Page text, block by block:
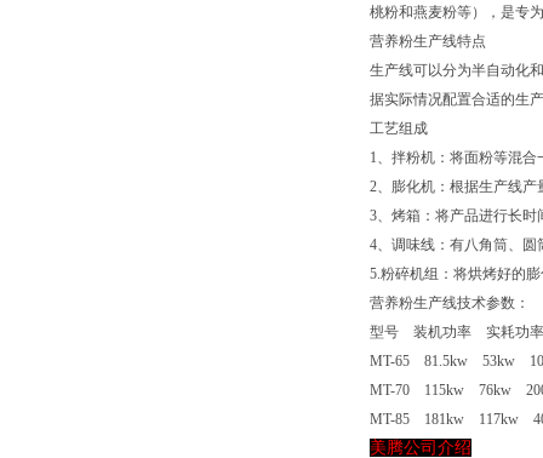
桃粉和燕麦粉等），是专
营养粉生产线特点
生产线可以分为半自动化
据实际情况配置合适的生
工艺组成
1、拌粉机：将面粉等混
2、膨化机：根据生产线产
3、烤箱：将产品进行长
4、调味线：有八角筒、
5.粉碎机组：将烘烤好的
营养粉生产线技术参数：
型号 装机功率 实耗功
MT-65 81.5kw 53kw
MT-70 115kw 76kw
MT-85 181kw 117kw
美腾公司介绍